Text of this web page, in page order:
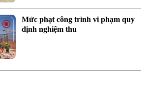
Mức phạt công trình vi phạm quy
định nghiệm thu